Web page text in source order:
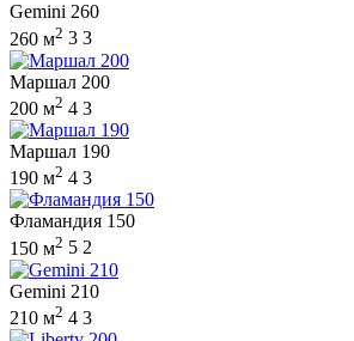
Gemini 260
260 м2 3 3
Маршал 200
200 м2 4 3
Маршал 190
190 м2 4 3
Фламандия 150
150 м2 5 2
Gemini 210
210 м2 4 3